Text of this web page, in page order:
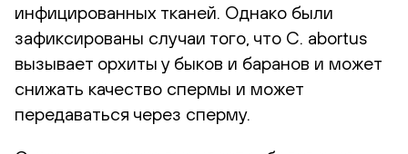
инфицированных тканей. Однако были
зафиксированы случаи того, что C. abortus
вызывает орхиты у быков и баранов и может
снижать качество спермы и может
передаваться через сперму.